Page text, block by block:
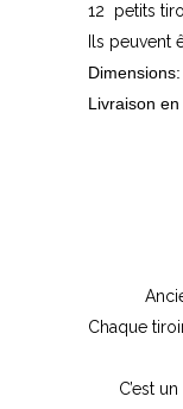
12 petits
Ils peuvent
Livraison
Chaque
C’est